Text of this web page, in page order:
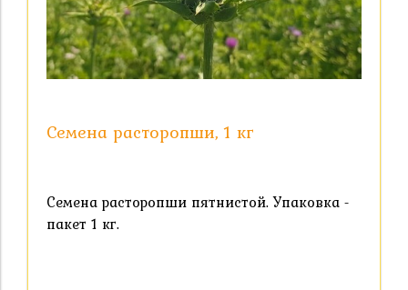
Семена расторопши, 1 кг
Семена расторопши пятнистой. Упаковка -
пакет 1 кг.